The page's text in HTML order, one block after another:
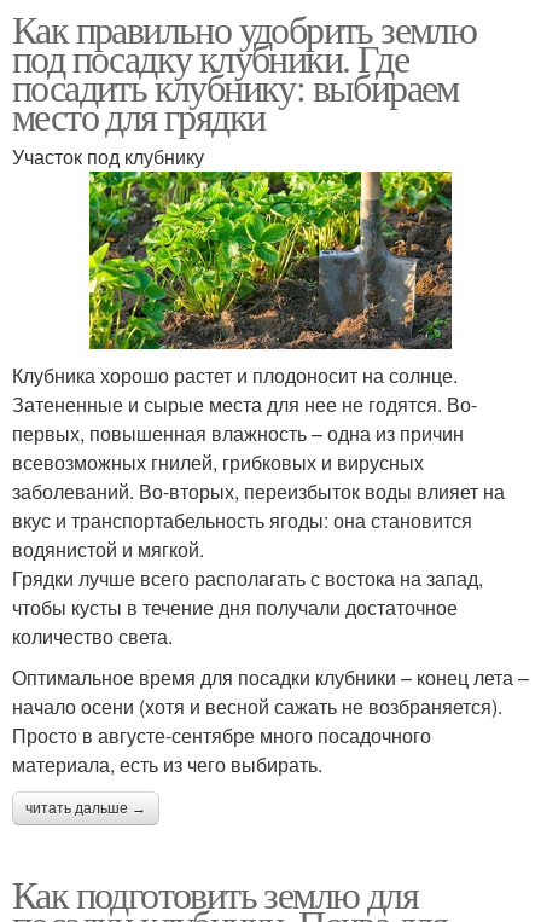
Как правильно удобрить землю
под посадку клубники. Где
посадить клубнику: выбираем
место для грядки
Участок под клубнику
Клубника хорошо растет и плодоносит на солнце.
Затененные и сырые места для нее не годятся. Во-
первых, повышенная влажность – одна из причин
всевозможных гнилей, грибковых и вирусных
заболеваний. Во-вторых, переизбыток воды влияет на
вкус и транспортабельность ягоды: она становится
водянистой и мягкой.
Грядки лучше всего располагать с востока на запад,
чтобы кусты в течение дня получали достаточное
количество света.
Оптимальное время для посадки клубники – конец лета –
начало осени (хотя и весной сажать не возбраняется).
Просто в августе-сентябре много посадочного
материала, есть из чего выбирать.
читать дальше →
Как подготовить землю для